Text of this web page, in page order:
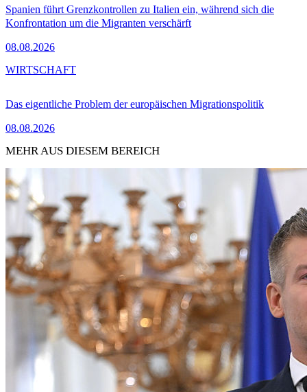
Spanien führt Grenzkontrollen zu Italien ein, während sich die
Konfrontation um die Migranten verschärft
08.08.2026
Das eigentliche Problem der europäischen Migrationspolitik
08.08.2026
WIRTSCHAFT
MEHR AUS DIESEM BEREICH